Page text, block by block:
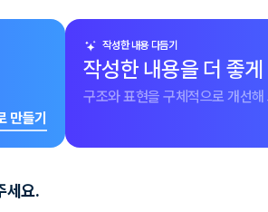
만들기
작성한 내용 다듬기
작성한 내용을 더 좋
구조와 표현을 구체적으로 개선해
세요.